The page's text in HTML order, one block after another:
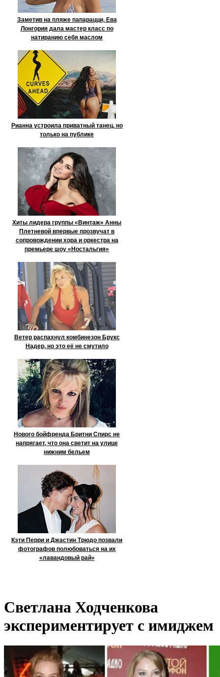
Заметив на пляже папарацци, Ева
Лонгория дала мастер класс по
натиранию себя маслом
Рианна устроила приватный танец, но
только на публике
Хиты лидера группы «Винтаж» Анны
Плетневой впервые прозвучат в
сопровождении хора и оркестра на
премьере шоу «Ностальгия»
Ветер распахнул комбинезон Брукс
Надер, но это её не смутило
Нового бойфренда Бритни Спирс не
напрягает, что она светит на улице
нижним бельем
Кэти Перри и Джастин Трюдо позвали
фотографов полюбоваться на их
«лавандовый рай»
Светлана Ходченкова
экспериментирует с имиджем